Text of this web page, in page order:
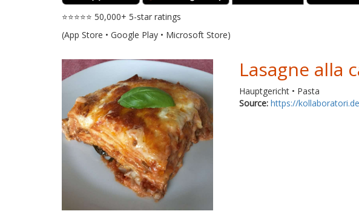
⭐⭐⭐⭐⭐ 50,000+ 5-star ratings
(App Store • Google Play • Microsoft Store)
Lasagne alla
Hauptgericht • Pasta
Source: https://